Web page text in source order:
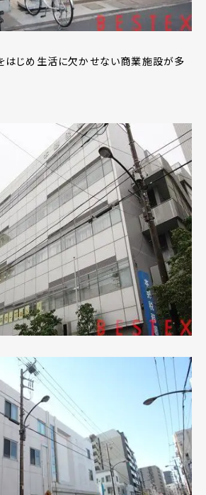
はじめ生活に欠かせない商業施設が多